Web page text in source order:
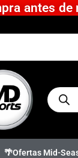
antes de
🌴Ofertas Mid-